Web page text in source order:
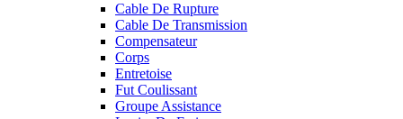
Cable De Rupture
Cable De Transmission
Compensateur
Corps
Entretoise
Fut Coulissant
Groupe Assistance